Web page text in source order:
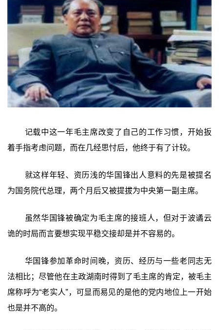
记载中这一年毛主席改变了自己的工作习惯，开始扳
着手指考虑问题，而在几经思忖后，他终于有了计较。
就这样年轻、资历浅的华国锋出人意料的先是被提名
为国务院代总理，两个月后又被提拔为中央第一副主席。
虽然华国锋被确定为毛主席的接班人，但对于波谲云
诡的时局而言要想实现平稳交接却是并不容易的。
华国锋参加革命时间晚，资历、经历与一些老同志无
法相比；尽管他在主政湖南时得到了毛主席的肯定，被毛主
席称呼为“老实人”，可显而易见的是他的党内地位上一开始
也是并不高的。